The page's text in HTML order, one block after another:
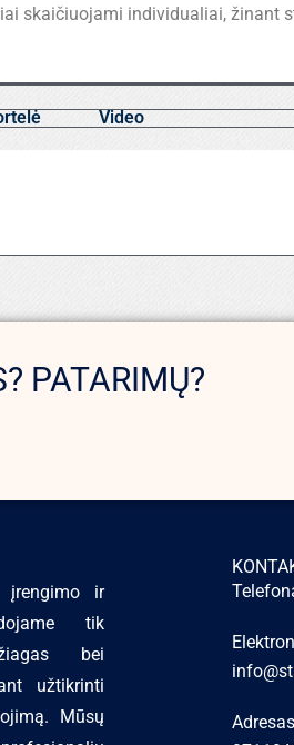
skaičiuojami individualiai, žinant
Video
PATARIMŲ?
įrengimo ir
tik
bei
užtikrinti
Mūsų